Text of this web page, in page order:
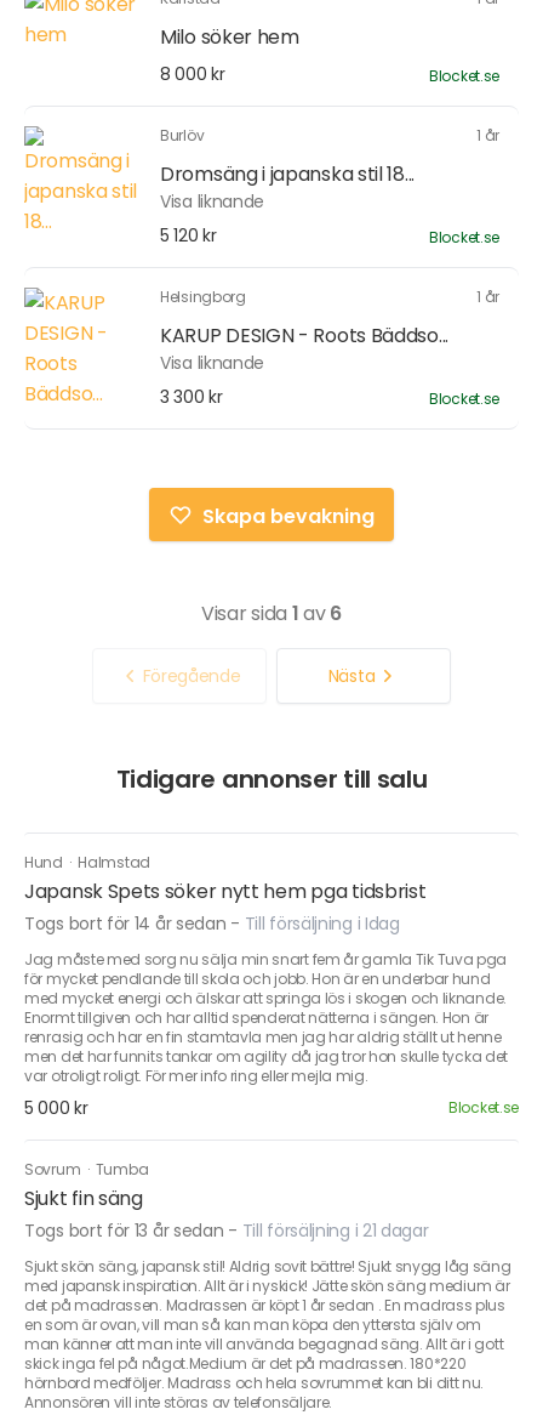
Milo söker hem
8 000 kr Blocket.se
Burlöv 1 år
Dromsäng i japanska stil 18...
Visa liknande
5 120 kr
Blocket.se
Helsingborg 1 år
KARUP DESIGN - Roots Bäddso...
Visa liknande
3 300 kr
Blocket.se
Skapa bevakning
Visar sida 1av6
Föregående Nästa
Tidigare annonser till salu
Hund · Halmstad
Japansk Spets söker nytt hem pga tidsbrist
Togs bort för 14 år sedan - Till försäljning i Idag
Jag måste med sorg nu sälja min snart fem år gamla Tik Tuva pga
för mycket pendlande till skola och jobb. Hon är en underbar hund
med mycket energi och älskar att springa lös i skogen och liknande.
Enormt tillgiven och har alltid spenderat nätterna i sängen. Hon är
renrasig och har en fin stamtavla men jag har aldrig ställt ut henne
men det har funnits tankar om agility då jag tror hon skulle tycka det
var otroligt roligt. För mer info ring eller mejla mig.
5 000 kr Blocket.se
Sovrum · Tumba
Sjukt fin säng
Togs bort för 13 år sedan - Till försäljning i 21 dagar
Sjukt skön säng, japansk stil! Aldrig sovit bättre! Sjukt snygg låg säng
med japansk inspiration. Allt är i nyskick! Jätte skön säng medium är
det på madrassen. Madrassen är köpt 1 år sedan . En madrass plus
en som är ovan, vill man så kan man köpa den yttersta själv om
man känner att man inte vill använda begagnad säng. Allt är i gott
skick inga fel på något.Medium är det på madrassen. 180*220
hörnbord medföljer. Madrass och hela sovrummet kan bli ditt nu.
Annonsören vill inte störas av telefonsäljare.